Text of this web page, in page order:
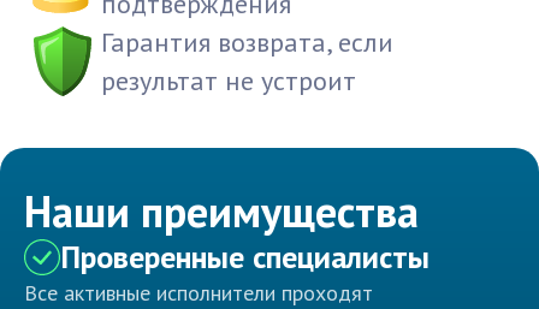
Гарантия возврата, если
результат не устроит
Наши преимущества
Проверенные специалисты
Все активные исполнители проходят